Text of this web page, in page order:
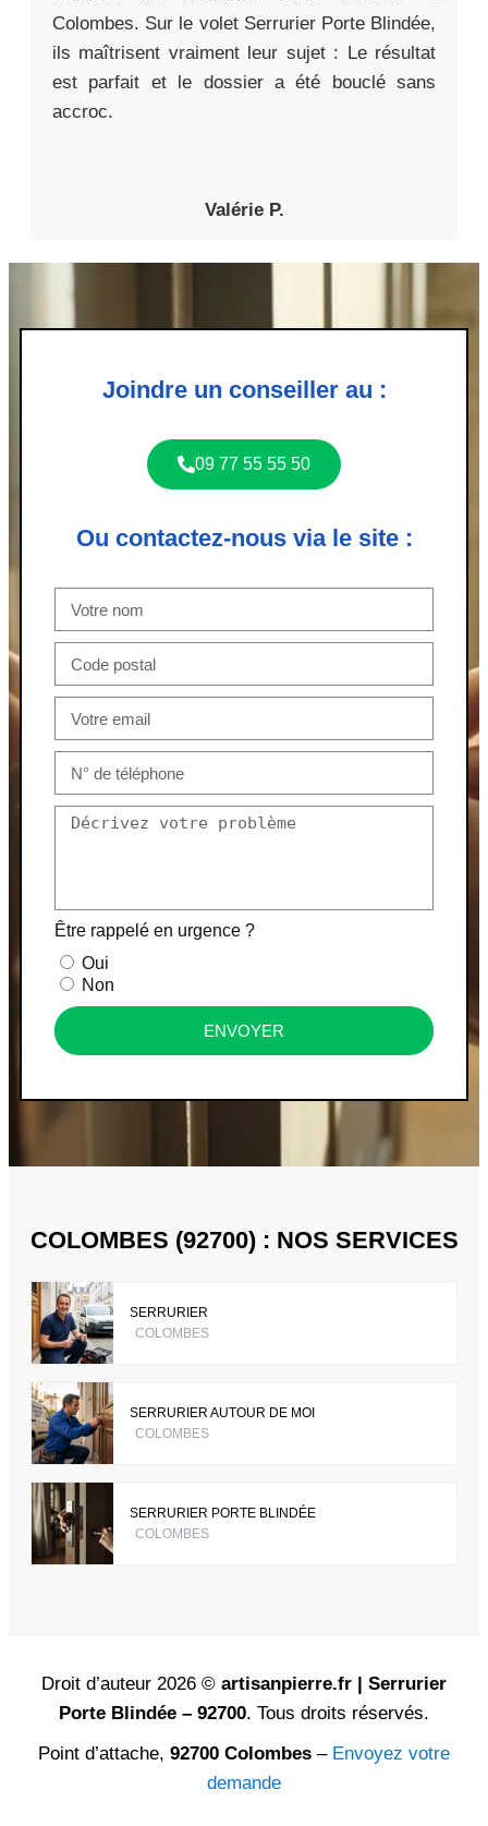
Colombes. Sur le volet Serrurier Porte Blindée,
ils maîtrisent vraiment leur sujet : Le résultat
est parfait et le dossier a été bouclé sans
accroc.
Valérie P.
Joindre un conseiller au :
09 77 55 55 50
Ou contactez-nous via le site :
Être rappelé en urgence ?
Oui
Non
ENVOYER
COLOMBES (92700) : NOS SERVICES
SERRURIER
COLOMBES
SERRURIER AUTOUR DE MOI
COLOMBES
SERRURIER PORTE BLINDÉE
COLOMBES
Droit d’auteur 2026 © artisanpierre.fr | Serrurier
Porte Blindée – 92700. Tous droits réservés.
Point d’attache, 92700 Colombes – Envoyez votre
demande